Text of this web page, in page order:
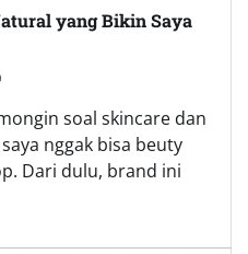
yang Bikin Saya
soal skincare dan
nggak bisa beuty
Dari dulu, brand ini